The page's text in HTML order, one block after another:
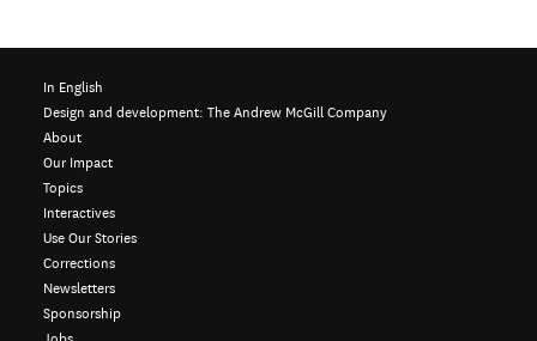
In English
Design and development:The Andrew McGill Company
About
Our Impact
Topics
Interactives
Use Our Stories
Corrections
Newsletters
Sponsorship
Jobs